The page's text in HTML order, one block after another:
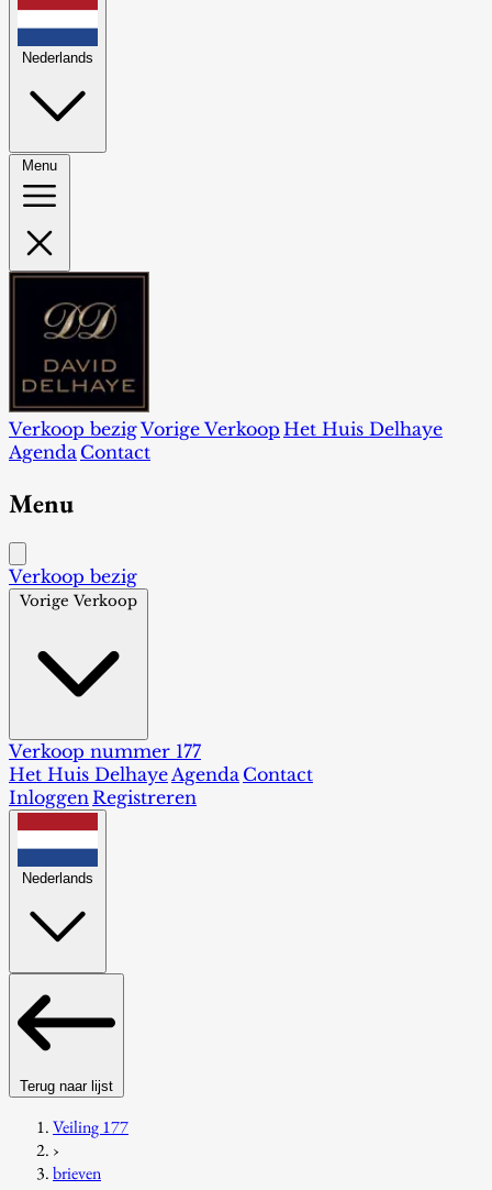
Nederlands
Menu
Verkoop bezigVorige Verkoop Het Huis Delhaye
Agenda Contact
Menu
Verkoop bezig
Vorige Verkoop
Verkoop nummer 177
Het Huis DelhayeAgenda Contact
InloggenRegistreren
Nederlands
Terug naar lijst
Veiling 177
›
brieven